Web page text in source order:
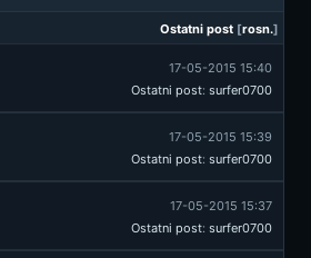
Ostatni post [rosn.]
17-05-2015 15:40
Ostatni post: surfer0700
17-05-2015 15:39
Ostatni post: surfer0700
17-05-2015 15:37
Ostatni post: surfer0700